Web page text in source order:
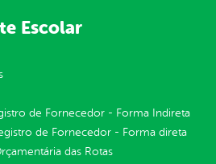
Escolar
de Fornecedor - Forma Indireta
de Fornecedor - Forma direta
das Rotas